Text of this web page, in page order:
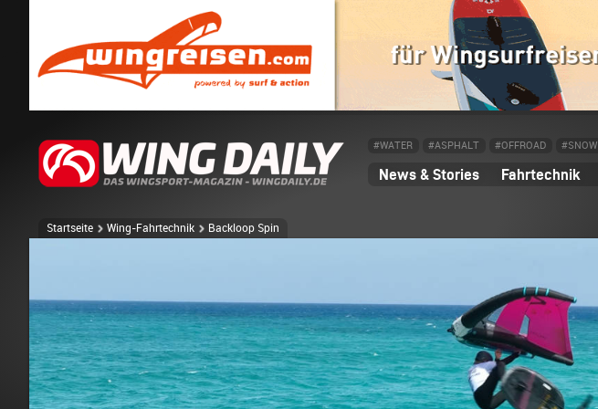
#WATER #ASPHALT #OFFROAD #SNOW
News & Stories Fahrtechnik
Startseite Wing-Fahrtechnik Backloop Spin